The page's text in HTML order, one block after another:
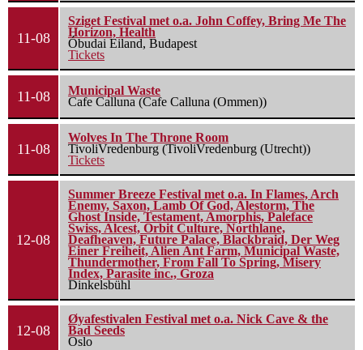
11-08
Sziget Festival met o.a. John Coffey, Bring Me The
Horizon, Health
Óbudai Eiland, Budapest
Tickets
11-08
Municipal Waste
Cafe Calluna (Cafe Calluna (Ommen))
11-08
Wolves In The Throne Room
TivoliVredenburg (TivoliVredenburg (Utrecht))
Tickets
12-08
Summer Breeze Festival met o.a. In Flames, Arch
Enemy, Saxon, Lamb Of God, Alestorm, The
Ghost Inside, Testament, Amorphis, Paleface
Swiss, Alcest, Orbit Culture, Northlane,
Deafheaven, Future Palace, Blackbraid, Der Weg
Einer Freiheit, Alien Ant Farm, Municipal Waste,
Thundermother, From Fall To Spring, Misery
Index, Parasite inc., Groza
Dinkelsbühl
12-08
Øyafestivalen Festival met o.a. Nick Cave & the
Bad Seeds
Oslo